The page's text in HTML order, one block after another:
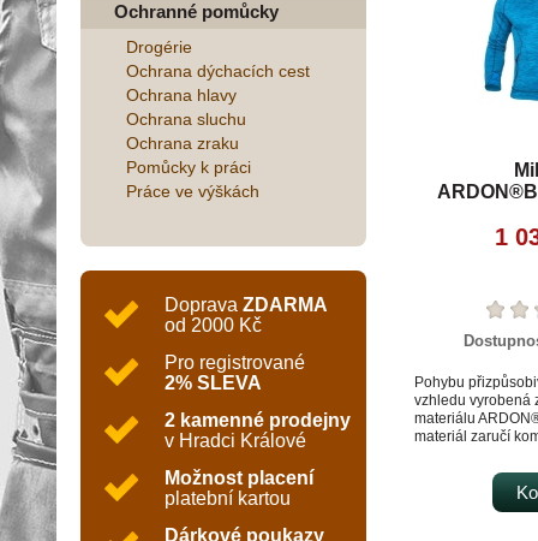
Ochranné pomůcky
Drogérie
Ochrana dýchacích cest
Ochrana hlavy
Ochrana sluchu
Ochrana zraku
Pomůcky k práci
Práce ve výškách
Doprava ZDARMA
od 2000 Kč
Pro registrované
2% SLEVA
2 kamenné prodejny
v Hradci Králové
Možnost placení
platební kartou
Dárkové poukazy
1
Pohybu
vzhledu vyrobená
materiálu
materiál zaručí
odolnosti proti
odvádění
ARDON®